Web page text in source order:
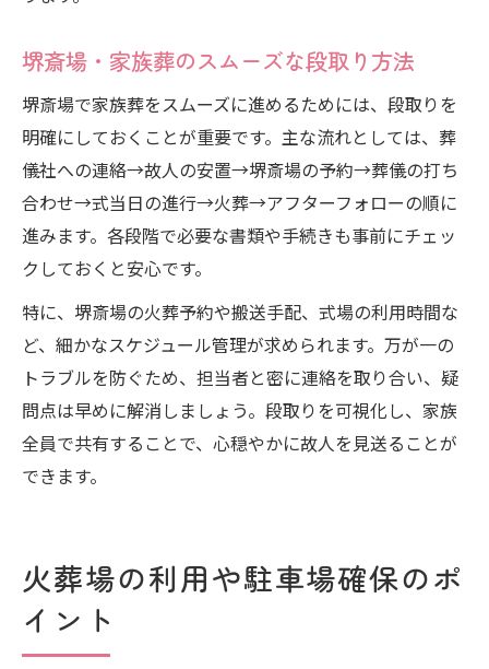
堺斎場・家族葬のスムーズな段取り方法
堺斎場で家族葬をスムーズに進めるためには、段取りを
明確にしておくことが重要です。主な流れとしては、葬
儀社への連絡→故人の安置→堺斎場の予約→葬儀の打ち
合わせ→式当日の進行→火葬→アフターフォローの順に
進みます。各段階で必要な書類や手続きも事前にチェッ
クしておくと安心です。
特に、堺斎場の火葬予約や搬送手配、式場の利用時間な
ど、細かなスケジュール管理が求められます。万が一の
トラブルを防ぐため、担当者と密に連絡を取り合い、疑
問点は早めに解消しましょう。段取りを可視化し、家族
全員で共有することで、心穏やかに故人を見送ることが
できます。
火葬場の利用や駐車場確保のポ
イント